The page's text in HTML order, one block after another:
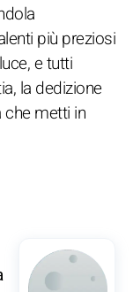
più preziosi
e tutti
la dedizione
che metti in